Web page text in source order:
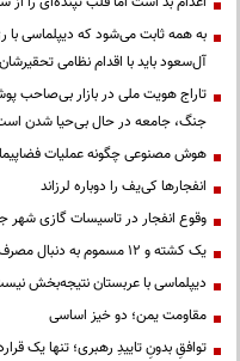
به همه ثابت می‌شود که دیپلماسی
آل‌سعود باید با اقدام نظامی
تاراج هویت ملی در بازار بی‌صاحب
جنگ، جامعه در حال بی‌حیا شدن
هوش مصنوعی چگونه عملیات
انفجارها کی‌یف را دوباره لرزاند
وقوع انفجار در تاسیسات گازی شهر
یک کشته و ۱۲ مسموم به دنبال مصرف مشروبات الکلی در نیشابور
دیپلماسی با عربستان نتیجه‌بخش
مقاومت یمن؛ دو خیز اساسی
توافقِ بدونِ تاییدِ رهبری؛ تنها یک